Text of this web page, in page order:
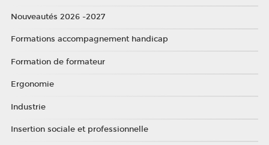
Nouveautés 2026 -2027
Formations accompagnement handicap
Formation de formateur
Ergonomie
Industrie
Insertion sociale et professionnelle